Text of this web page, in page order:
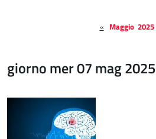
« Maggio 2025
giorno mer 07 mag 2025